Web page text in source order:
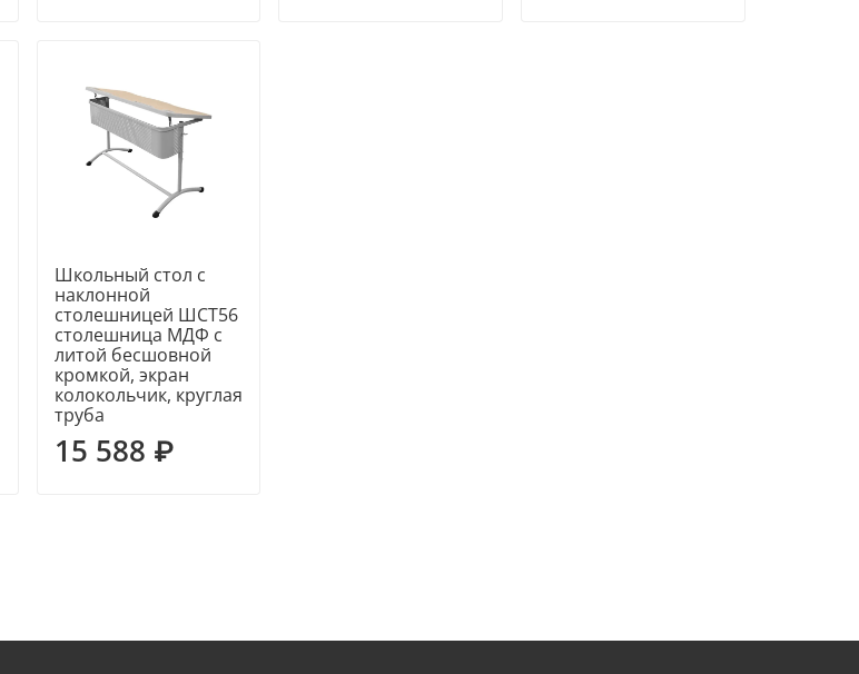
Школьный стол с
наклонной
столешницей ШСТ56
столешница МДФ с
литой бесшовной
кромкой, экран
колокольчик, круглая
труба
15 588 ₽